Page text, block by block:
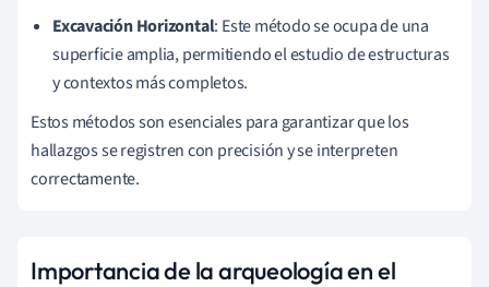
Excavación Horizontal: Este método se ocupa de una
superficie amplia, permitiendo el estudio de estructuras
y contextos más completos.
Estos métodos son esenciales para garantizar que los
hallazgos se registren con precisión y se interpreten
correctamente.
Importancia de la arqueología en el